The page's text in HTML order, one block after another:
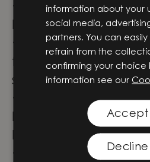
· Arbete i SAP
Det här får du hos oss:
· Utmanande uppdrag
företag inom försvar,
samhällskritisk
· Möjlighet att arbeta
hela kedjan - från
leverans.
· Ett starkt nätverk av
information about your
social media,
partners. You can
refrain from the
confirming your choice
information see our
Accept
Decline